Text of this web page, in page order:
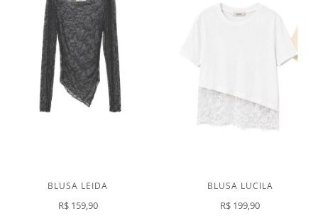
BLUSA LEIDA
R$ 159,90
BLUSA LUCILA
R$ 199,90